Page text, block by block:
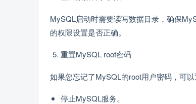
MySQL启动时需要读写数据目录，确保
的权限设置是否正确。
重置MySQL root密码
如果您忘记了MySQL的root用户密码，可
停止MySQL服务。